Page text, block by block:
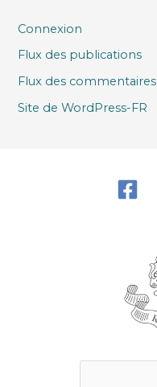
Connexion
Flux des publications
Flux des commentaires
Site de WordPress-FR